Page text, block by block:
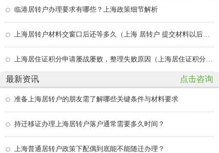
临港居转户办理要求有哪些？上海政策细节解析
最新资讯 点击咨询
准备上海居转户的朋友需了解哪些关键条件与材料要求
持迁移证办理上海居转户落户通常需要多久时间？
上海普通居转户政策下配偶到底能不能随迁办理？